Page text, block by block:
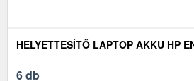
HELYETTESÍTŐ LAPTOP AKKU HP
6 db